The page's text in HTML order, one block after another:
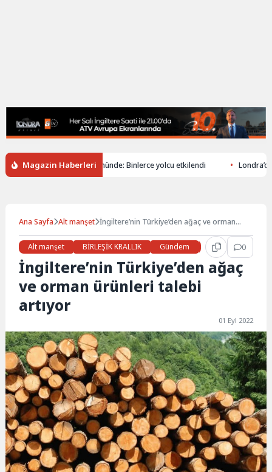
Magazin Haberleri
kaosu ikinci gününde: Binlerce yolcu etkilendi Londra’da
Ana Sayfa Alt manşet İngiltere’nin Türkiye’den ağaç ve orman
Alt manşet
BİRLEŞİK KRALLIK Gündem Haberler 0
İngiltere’nin Türkiye’den ağaç
ve orman ürünleri talebi
artıyor
01 Eyl 2022